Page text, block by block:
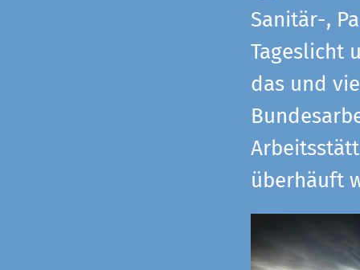
Sanitär-,
Tageslicht
das und
überhäuft